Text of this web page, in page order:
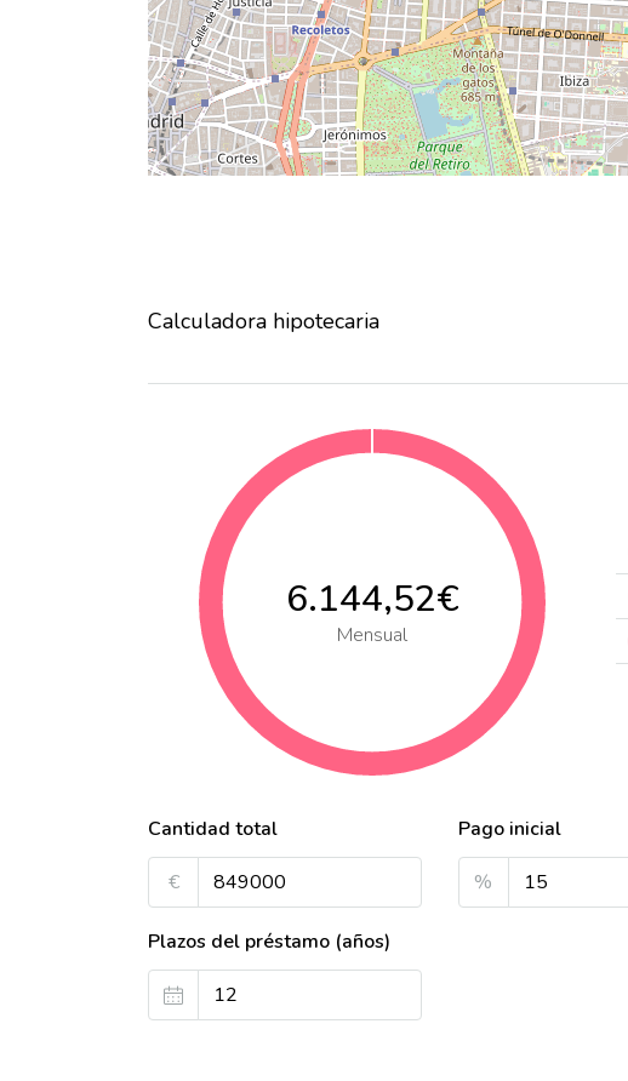
Calculadora hipotecaria
6.144,52€
Mensual
Cantidad total
€
Pago inicial
%
Plazos del préstamo (años)